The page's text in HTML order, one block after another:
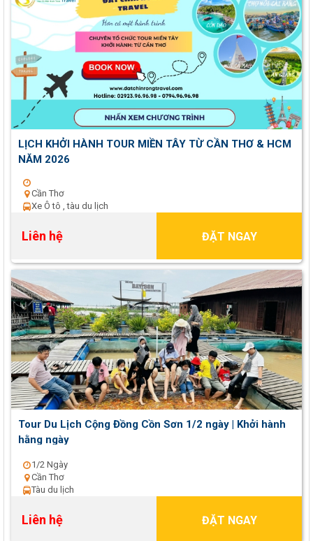
LỊCH KHỞI HÀNH TOUR MIỀN TÂY TỪ CẦN THƠ & HCM
NĂM 2026
Cần Thơ
Xe Ô tô , tàu du lịch
Liên hệ ĐẶT NGAY
Tour Du Lịch Cộng Đồng Cồn Sơn 1/2 ngày | Khởi hành
hằng ngày
1/2 Ngày
Cần Thơ
Tàu du lịch
Liên hệ ĐẶT NGAY